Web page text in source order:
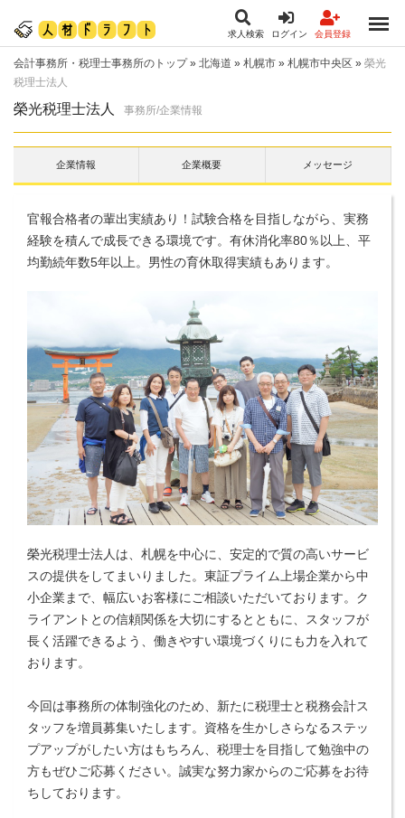
求人検索 ログイン 会員登録
会計事務所・税理士事務所のトップ» 北海道 » 札幌市 » 札幌市中央区 » 榮光
税理士法人
榮光税理士法人 事務所/企業情報
企業情報 企業概要 メッセージ
官報合格者の輩出実績あり！試験合格を目指しながら、実務
経験を積んで成長できる環境です。有休消化率80％以上、平
均勤続年数5年以上。男性の育休取得実績もあります。
榮光税理士法人は、札幌を中心に、安定的で質の高いサービ
スの提供をしてまいりました。東証プライム上場企業から中
小企業まで、幅広いお客様にご相談いただいております。ク
ライアントとの信頼関係を大切にするとともに、スタッフが
長く活躍できるよう、働きやすい環境づくりにも力を入れて
おります。
今回は事務所の体制強化のため、新たに税理士と税務会計ス
タッフを増員募集いたします。資格を生かしさらなるステッ
プアップがしたい方はもちろん、税理士を目指して勉強中の
方もぜひご応募ください。誠実な努力家からのご応募をお待
ちしております。